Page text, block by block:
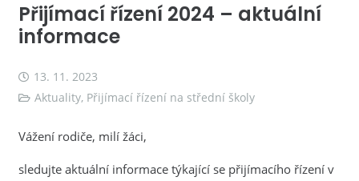
Přijímací řízení 2024 – aktuální
informace
13. 11. 2023
Aktuality, Přijímací řízení na střední školy
Vážení rodiče, milí žáci,
sledujte aktuální informace týkající se přijímacího řízení v